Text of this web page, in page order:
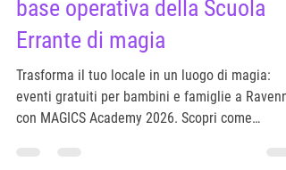
Chiara Pezzi
Tempo di lettura: 2 min
Trasforma il tuo spazio in una
base operativa della Scuola
Errante di magia